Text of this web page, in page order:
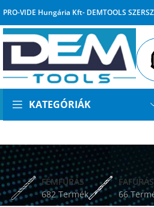
PRO-VIDE Hungária Kft- DEMTOOLS
KATEGÓRIÁK
FÉMFÚRÁS
682 Termék
FAFÚRÁS
66